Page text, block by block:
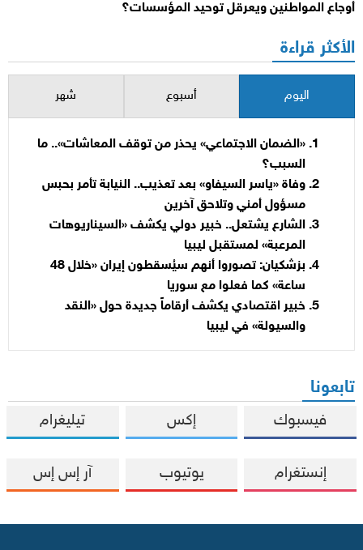
أوجاع المواطنين ويعرقل توحيد المؤسسات؟
الأكثر قراءة
اليوم أسبوع شهر
«الضمان الاجتماعي» يحذر من توقف المعاشات».. ما
السبب؟
وفاة «ياسر السيفاو» بعد تعذيب.. النيابة تأمر بحبس
مسؤول أمني وتلاحق آخرين
الشارع يشتعل.. خبير دولي يكشف «السيناريوهات
المرعبة» لمستقبل ليبيا
بزشكيان: تصوروا أنهم سيُسقطون إيران «خلال 48
ساعة» كما فعلوا مع سوريا
خبير اقتصادي يكشف أرقاماً جديدة حول «النقد
والسيولة» في ليبيا
تابعونا
فيسبوك إكس تيليغرام
إنستغرام يوتيوب آر إس إس